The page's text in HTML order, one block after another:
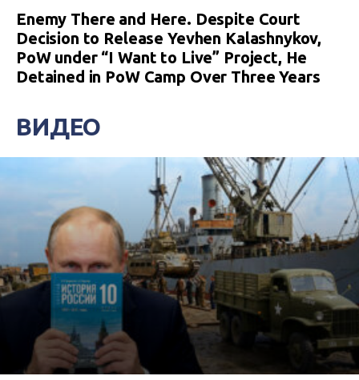
Enemy There and Here. Despite Court
Decision to Release Yevhen Kalashnykov,
PoW under “I Want to Live” Project, He
Detained in PoW Camp Over Three Years
ВИДЕО